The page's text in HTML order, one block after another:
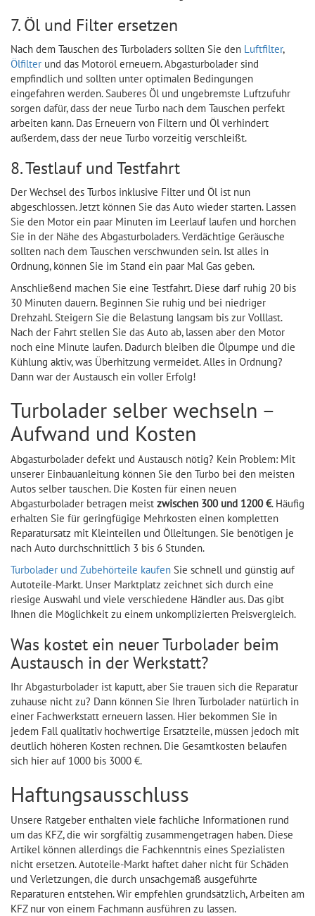
7. Öl und Filter ersetzen
Nach dem Tauschen des Turboladers sollten Sie den Luftfilter,
Ölfilter und das Motoröl erneuern. Abgasturbolader sind
empfindlich und sollten unter optimalen Bedingungen
eingefahren werden. Sauberes Öl und ungebremste Luftzufuhr
sorgen dafür, dass der neue Turbo nach dem Tauschen perfekt
arbeiten kann. Das Erneuern von Filtern und Öl verhindert
außerdem, dass der neue Turbo vorzeitig verschleißt.
8. Testlauf und Testfahrt
Der Wechsel des Turbos inklusive Filter und Öl ist nun
abgeschlossen. Jetzt können Sie das Auto wieder starten. Lassen
Sie den Motor ein paar Minuten im Leerlauf laufen und horchen
Sie in der Nähe des Abgasturboladers. Verdächtige Geräusche
sollten nach dem Tauschen verschwunden sein. Ist alles in
Ordnung, können Sie im Stand ein paar Mal Gas geben.
Anschließend machen Sie eine Testfahrt. Diese darf ruhig 20 bis
30 Minuten dauern. Beginnen Sie ruhig und bei niedriger
Drehzahl. Steigern Sie die Belastung langsam bis zur Volllast.
Nach der Fahrt stellen Sie das Auto ab, lassen aber den Motor
noch eine Minute laufen. Dadurch bleiben die Ölpumpe und die
Kühlung aktiv, was Überhitzung vermeidet. Alles in Ordnung?
Dann war der Austausch ein voller Erfolg!
Turbolader selber wechseln –
Aufwand und Kosten
Abgasturbolader defekt und Austausch nötig? Kein Problem: Mit
unserer Einbauanleitung können Sie den Turbo bei den meisten
Autos selber tauschen. Die Kosten für einen neuen
Abgasturbolader betragen meist zwischen 300 und 1200 €. Häufig
erhalten Sie für geringfügige Mehrkosten einen kompletten
Reparatursatz mit Kleinteilen und Ölleitungen. Sie benötigen je
nach Auto durchschnittlich 3 bis 6 Stunden.
Turbolader und Zubehörteile kaufen Sie schnell und günstig auf
Autoteile-Markt. Unser Marktplatz zeichnet sich durch eine
riesige Auswahl und viele verschiedene Händler aus. Das gibt
Ihnen die Möglichkeit zu einem unkomplizierten Preisvergleich.
Was kostet ein neuer Turbolader beim
Austausch in der Werkstatt?
Ihr Abgasturbolader ist kaputt, aber Sie trauen sich die Reparatur
zuhause nicht zu? Dann können Sie Ihren Turbolader natürlich in
einer Fachwerkstatt erneuern lassen. Hier bekommen Sie in
jedem Fall qualitativ hochwertige Ersatzteile, müssen jedoch mit
deutlich höheren Kosten rechnen. Die Gesamtkosten belaufen
sich hier auf 1000 bis 3000 €.
Haftungsausschluss
Unsere Ratgeber enthalten viele fachliche Informationen rund
um das KFZ, die wir sorgfältig zusammengetragen haben. Diese
Artikel können allerdings die Fachkenntnis eines Spezialisten
nicht ersetzen. Autoteile-Markt haftet daher nicht für Schäden
und Verletzungen, die durch unsachgemäß ausgeführte
Reparaturen entstehen. Wir empfehlen grundsätzlich, Arbeiten am
KFZ nur von einem Fachmann ausführen zu lassen.